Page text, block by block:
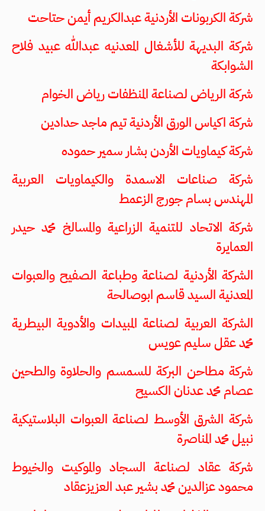
شركة الكربونات الأردنية عبدالكريم أيمن حتاحت
شركة البديهة للأشغال المعدنيه عبدالله عبيد فلاح
الشوابكة
شركة الرياض لصناعة المنظفات رياض الخوام
شركة اكياس الورق الأردنية تيم ماجد حدادين
شركة كيماويات الأردن بشار سمير حموده
شركة صناعات الاسمدة والكيماويات العربية
المهندس بسام جورج الزعمط
شركة الاتحاد للتنمیة الزراعیة والمسالخ محمد حيدر
العمايرة
الشركة الأردنية لصناعة وطباعة الصفيح والعبوات
المعدنية السيد قاسم ابوصالحة
الشركة العربية لصناعة المبيدات والأدوية البيطرية
محمد عقل سليم عويس
شركة مطاحن البركة للسمسم والحلاوة والطحين
عصام محمد عدنان الكسيح
شركة الشرق الأوسط لصناعة العبوات البلاستيكية
نبيل محمد المناصرة
شركة عقاد لصناعة السجاد والموكيت والخيوط
محمود عزالدين محمد بشير عبد العزيزعقاد